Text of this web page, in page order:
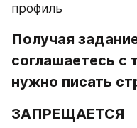
профиль
Получая
соглашаетесь с
нужно писать
ЗАПРЕЩАЕТСЯ